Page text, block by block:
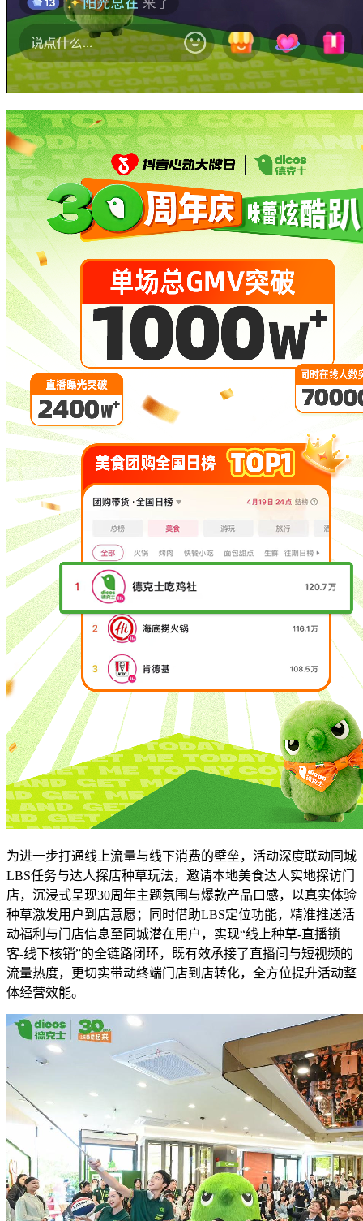
为进一步打通线上流量与线下消费的壁垒，活动深度联动同城
LBS任务与达人探店种草玩法，邀请本地美食达人实地探访门
店，沉浸式呈现30周年主题氛围与爆款产品口感，以真实体验
种草激发用户到店意愿；同时借助LBS定位功能，精准推送活
动福利与门店信息至同城潜在用户，实现“线上种草-直播锁
客-线下核销”的全链路闭环，既有效承接了直播间与短视频的
流量热度，更切实带动终端门店到店转化，全方位提升活动整
体经营效能。